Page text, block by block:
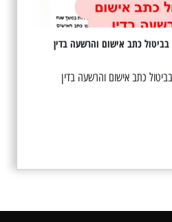
כתב אישום והרשעה בדין
כתב אישום והרשעה בדין